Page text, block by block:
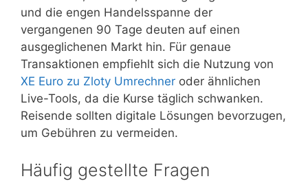
und die engen Handelsspanne der
vergangenen 90 Tage deuten auf einen
ausgeglichenen Markt hin. Für genaue
Transaktionen empfiehlt sich die Nutzung von
XE Euro zu Zloty Umrechner oder ähnlichen
Live-Tools, da die Kurse täglich schwanken.
Reisende sollten digitale Lösungen bevorzugen,
um Gebühren zu vermeiden.
Häufig gestellte Fragen